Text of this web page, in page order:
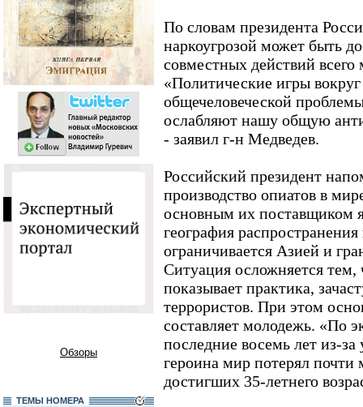
Обзоры
ТЕМЫ НОМЕРА
По словам президента
наркоугрозой может быть
совместных действий
«Политические игры
общечеловеческой
ослабляют нашу общую
- заявил г-н Медведев.
Российский президент
производство опиатов в
основным их поставщиком
география
ограничивается Азией и
Ситуация осложняется тем,
показывает практика,
террористов. При этом
составляет молодежь. «По
последние восемь лет из-за
героина мир потерял
достигших 35-летнего